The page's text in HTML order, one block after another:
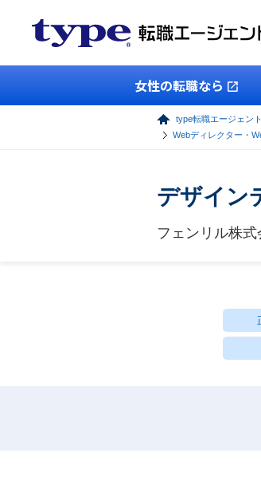
女性の転職なら
type転職エージェント
Webディレクター・
デザイン
フェンリル株式